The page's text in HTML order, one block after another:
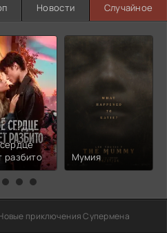
Новости Случайное
разбито
Мумия
приключения Супермена